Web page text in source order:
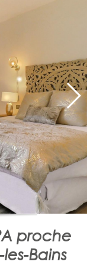
proche
Bains